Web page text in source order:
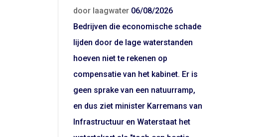
door laagwater 06/08/2026
Bedrijven die economische schade
lijden door de lage waterstanden
hoeven niet te rekenen op
compensatie van het kabinet. Er is
geen sprake van een natuurramp,
en dus ziet minister Karremans van
Infrastructuur en Waterstaat het